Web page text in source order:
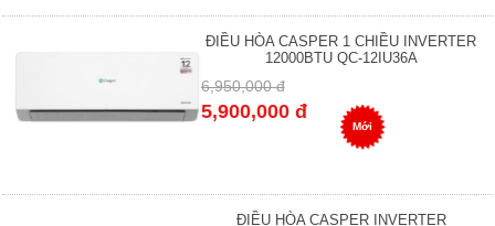
ĐIỀU HÒA CASPER 1 CHIỀU INVERTER
12000BTU QC-12IU36A
6,950,000 đ
5,900,000 đ
Mới
ĐIỀU HÒA CASPER INVERTER